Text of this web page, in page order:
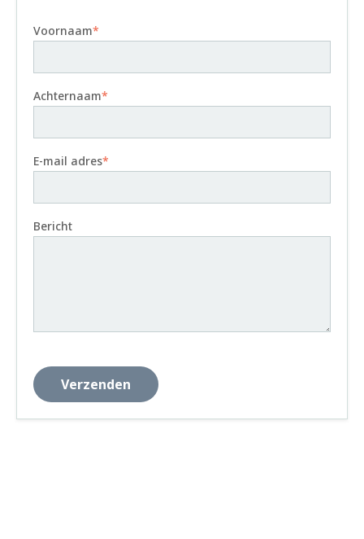
Voornaam*
Achternaam*
E-mail adres*
Bericht